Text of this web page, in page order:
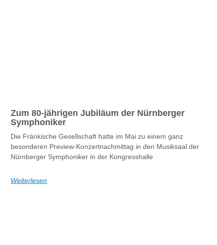
Zum 80-jährigen Jubiläum der Nürnberger
Symphoniker
Die Fränkische Gesellschaft hatte im Mai zu einem ganz
besonderen Preview-Konzertnachmittag in den Musiksaal der
Nürnberger Symphoniker in der Kongresshalle
Weiterlesen